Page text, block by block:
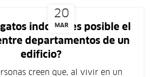
20
MAR
indoor: ¿es posible el
departamentos de un
edificio?
creen que, al vivir en un